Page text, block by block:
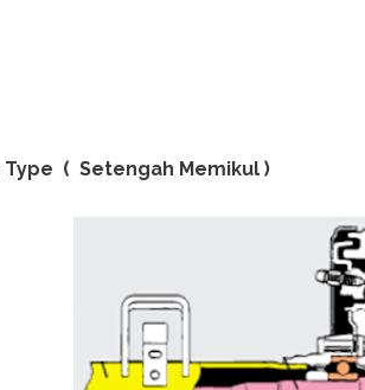
Type ( Setengah Memikul )